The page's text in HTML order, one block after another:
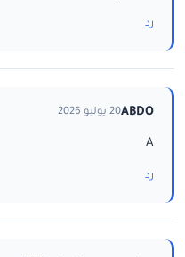
رد
ABDO20 يوليو 2026
A
رد